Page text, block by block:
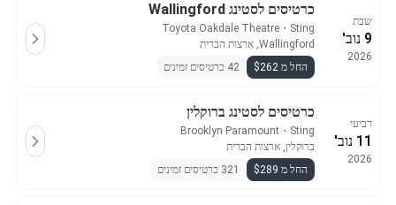
שבת
9 נוב'
2026
כרטיסים לסטינג Wallingford
Sting
・
Toyota Oakdale Theatre
Wallingford, ארצות הברית
החל מ $262
42 כרטיסים זמינים
רביעי
11 נוב'
2026
כרטיסים לסטינג ברוקלין
Sting
・
Brooklyn Paramount
ברוקלין, ארצות הברית
החל מ $289
321 כרטיסים זמינים